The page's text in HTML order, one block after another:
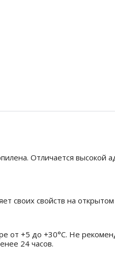
Отличается высокой
своих свойств на
от +5 до +30°C. Не
24 часов.